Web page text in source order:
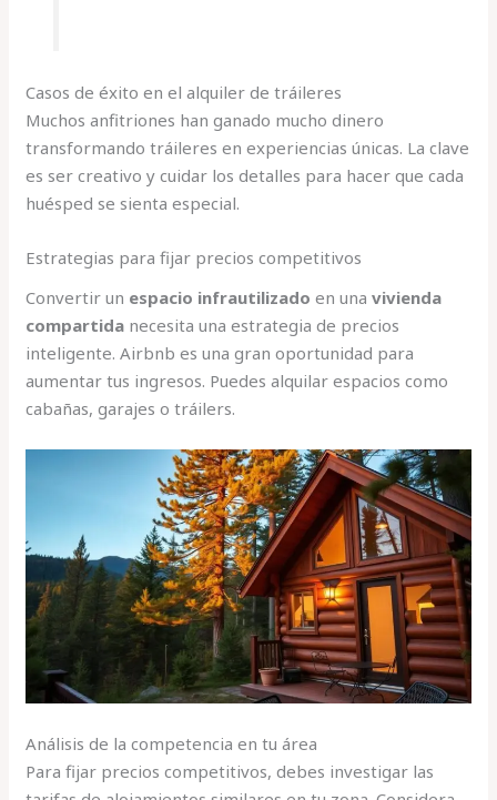
Casos de éxito en el alquiler de tráileres
Muchos anfitriones han ganado mucho dinero
transformando tráileres en experiencias únicas. La clave
es ser creativo y cuidar los detalles para hacer que cada
huésped se sienta especial.
Estrategias para fijar precios competitivos
Convertir un espacio infrautilizado en unavivienda
compartida necesita una estrategia de precios
inteligente. Airbnb es una gran oportunidad para
aumentar tus ingresos. Puedes alquilar espacios como
cabañas, garajes o tráilers.
Análisis de la competencia en tu área
Para fijar precios competitivos, debes investigar las